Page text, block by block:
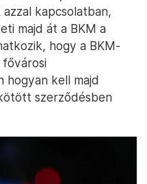
kapcsolatban,
majd át a BKM a
hogy a BKM-
hogyan kell majd
szerződésben